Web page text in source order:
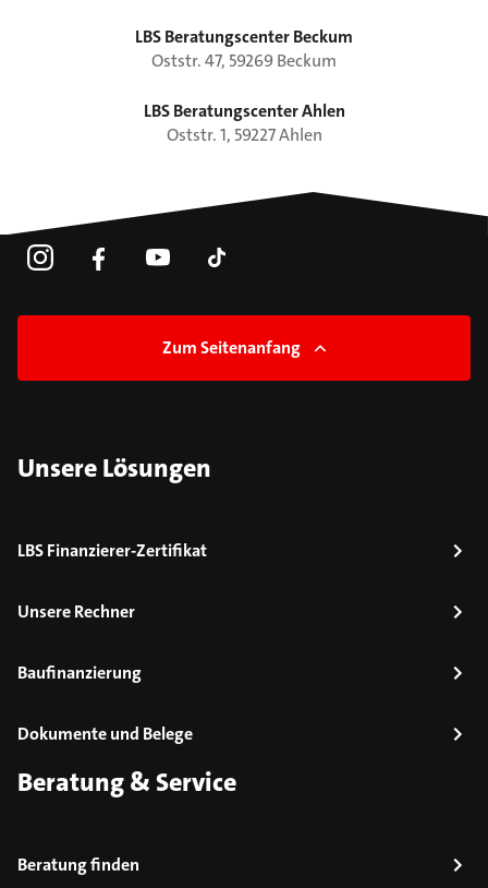
LBS Beratungscenter Beckum
Oststr.47, 59269 Beckum
LBS Beratungscenter Ahlen
Oststr.1, 59227Ahlen
Zum Seitenanfang
Unsere Lösungen
LBS Finanzierer-Zertifikat
Unsere Rechner
Baufinanzierung
Dokumente und Belege
Beratung & Service
Beratung finden